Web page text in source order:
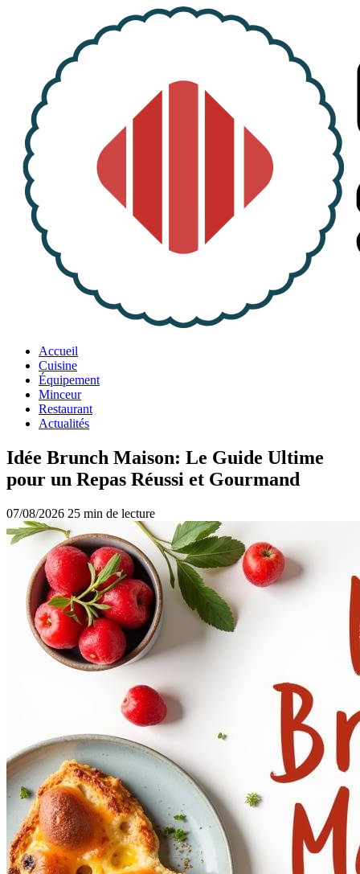
Accueil
Cuisine
Équipement
Minceur
Restaurant
Actualités
Idée Brunch Maison: Le Guide Ultime
pour un Repas Réussi et Gourmand
07/08/2026 25 min de lecture